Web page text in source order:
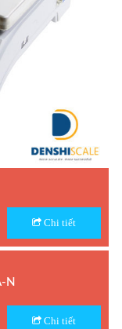
Chi tiết
N
Chi tiết